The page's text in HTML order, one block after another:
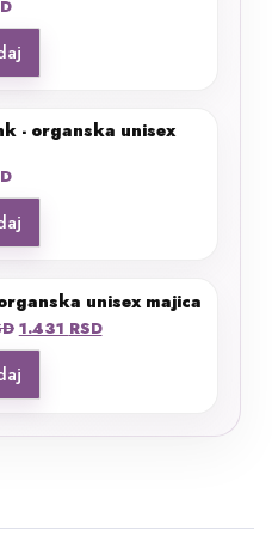
- organska unisex
unisex majica
Originalna
cena
je
bila:
1.431 RSDTrenutna